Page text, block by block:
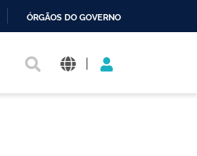
ÓRGÃOS DO GOVERNO
|